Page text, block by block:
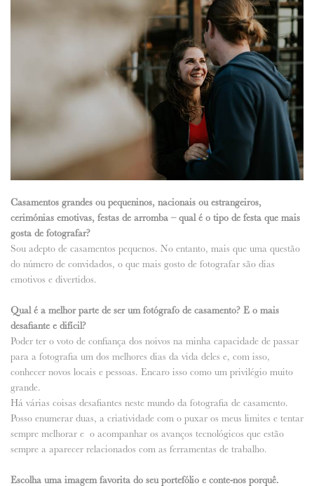
Casamentos grandes ou pequeninos, nacionais ou estrangeiros,
cerimónias emotivas, festas de arromba – qual é o tipo de festa que mais
gosta de fotografar?
Sou adepto de casamentos pequenos. No entanto, mais que uma questão
do número de convidados, o que mais gosto de fotografar são dias
emotivos e divertidos.
Qual é a melhor parte de ser um fotógrafo de casamento? E o mais
desafiante e difícil?
Poder ter o voto de confiança dos noivos na minha capacidade de passar
para a fotografia um dos melhores dias da vida deles e, com isso,
conhecer novos locais e pessoas. Encaro isso como um privilégio muito
grande.
Há várias coisas desafiantes neste mundo da fotografia de casamento.
Posso enumerar duas, a criatividade com o puxar os meus limites e tentar
sempre melhorar e o acompanhar os avanços tecnológicos que estão
sempre a aparecer relacionados com as ferramentas de trabalho.
Escolha uma imagem favorita do seu portefólio e conte-nos porquê.